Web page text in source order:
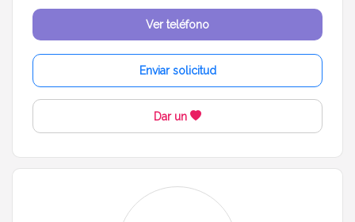
Ver teléfono
Enviar solicitud
Dar un